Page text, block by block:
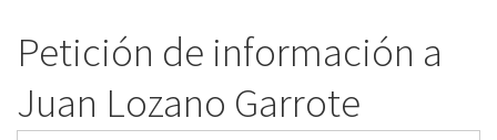
Petición de información a
Juan Lozano Garrote